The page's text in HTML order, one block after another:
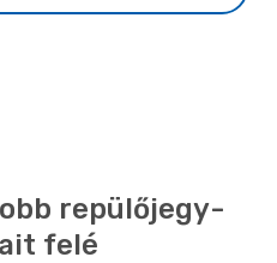
repülőjegy-
felé